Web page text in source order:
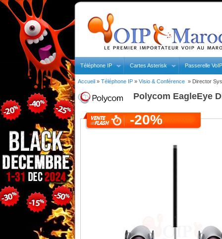
Téléphone IP Cartes Asterisk Passerelle VoIP
Accueil» Téléphone IP» Visio & Conférence » Director
Polycom EagleEye
-20%